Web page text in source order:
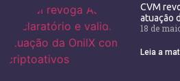
CVM
atuação
18 de
Leia a